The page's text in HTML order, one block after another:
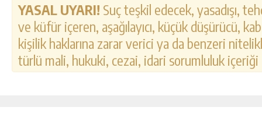
YASAL UYARI! Suç teşkil edecek, yasadışı,
ve küfür içeren, aşağılayıcı, küçük düşürücü,
kişilik haklarına zarar verici ya da benzeri
türlü mali, hukuki, cezai, idari sorumluluk